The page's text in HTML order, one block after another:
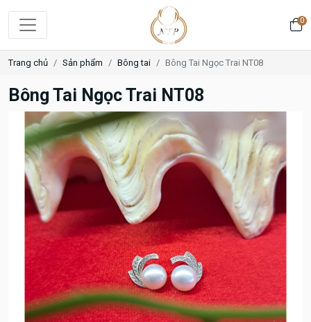
0
Trang chủ Sản phẩm Bông tai Bông Tai Ngọc Trai NT08
Bông Tai Ngọc Trai NT08